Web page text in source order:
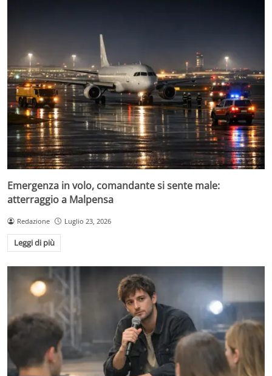
Emergenza in volo, comandante si sente male:
atterraggio a Malpensa
Redazione Luglio 23, 2026
Leggi di più